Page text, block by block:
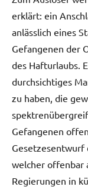
erklärt: ein
anlässlich eines
Gefangenen der
des Hafturlaubs.
durchsichtiges
zu haben, die
Gefangenen
Gesetzesentwurf
welcher offenbar
Regierungen in